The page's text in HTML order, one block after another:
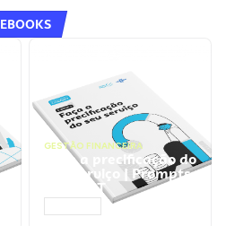
EBOOKS
GESTÃO FINANCEIRA
Faça a precificação do
seu serviço | Prompts
ChatGPT